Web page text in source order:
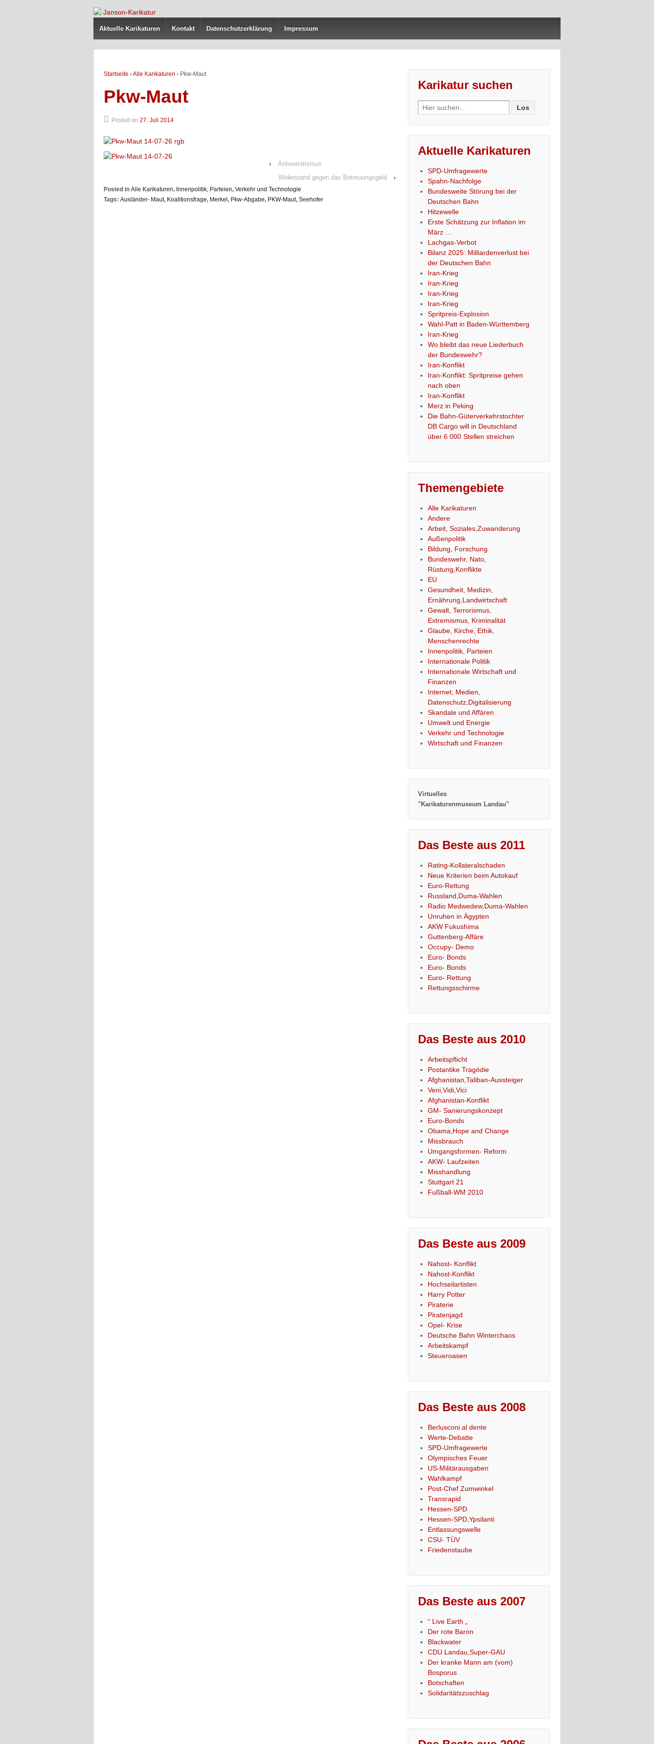
Aktuelle Karikaturen Kontakt Datenschutzerklärung Impressum
Startseite ›Alle Karikaturen › Pkw-Maut
Pkw-Maut
Posted on 27. Juli 2014
‹
Antisemitismus
Widerstand gegen das Betreuungsgeld
›
Posted in Alle Karikaturen, Innenpolitik, Parteien, Verkehr und Technologie
Tags: Ausländer- Maut, Koalitionsfrage, Merkel , Pkw-Abgabe, PKW-Maut, Seehofer
Karikatur suchen
Search
for:
Aktuelle Karikaturen
SPD-Umfragewerte
Spahn-Nachfolge
Bundesweite Störung bei der
Deutschen Bahn
Hitzewelle
Erste Schätzung zur Inflation im
März …
Lachgas-Verbot
Bilanz 2025: Milliardenverlust bei
der Deutschen Bahn
Iran-Krieg
Iran-Krieg
Iran-Krieg
Iran-Krieg
Spritpreis-Explosion
Wahl-Patt in Baden-Württemberg
Iran-Krieg
Wo bleibt das neue Liederbuch
der Bundeswehr?
Iran-Konflikt
Iran-Konflikt: Spritpreise gehen
nach oben
Iran-Konflikt
Merz in Peking
Die Bahn-Güterverkehrstochter
DB Cargo will in Deutschland
über 6 000 Stellen streichen
Themengebiete
Alle Karikaturen
Andere
Arbeit, Soziales,Zuwanderung
Außenpolitik
Bildung, Forschung
Bundeswehr, Nato,
Rüstung,Konflikte
EU
Gesundheit, Medizin,
Ernährung,Landwirtschaft
Gewalt, Terrorismus,
Extremismus, Kriminalität
Glaube, Kirche, Ethik,
Menschenrechte
Innenpolitik, Parteien
Internationale Politik
Internationale Wirtschaft und
Finanzen
Internet, Medien,
Datenschutz,Digitalisierung
Skandale und Affären
Umwelt und Energie
Verkehr und Technologie
Wirtschaft und Finanzen
Virtuelles
"Karikaturenmuseum Landau"
Das Beste aus 2011
Rating-Kollateralschaden
Neue Kriterien beim Autokauf
Euro-Rettung
Russland,Duma-Wahlen
Radio Medwedew,Duma-Wahlen
Unruhen in Ägypten
AKW Fukushima
Guttenberg-Affäre
Occupy- Demo
Euro- Bonds
Euro- Bonds
Euro- Rettung
Rettungsschirme
Das Beste aus 2010
Arbeitspflicht
Postantike Tragödie
Afghanistan,Taliban-Aussteiger
Veni,Vidi,Vici
Afghanistan-Konflikt
GM- Sanierungskonzept
Euro-Bonds
Obama,Hope and Change
Missbrauch
Umgangsformen- Reform
AKW- Laufzeiten
Misshandlung
Stuttgart 21
Fußball-WM 2010
Das Beste aus 2009
Nahost- Konflikt
Nahost-Konflikt
Hochseilartisten
Harry Potter
Piraterie
Piratenjagd
Opel- Krise
Deutsche Bahn Winterchaos
Arbeitskampf
Steueroasen
Das Beste aus 2008
Berlusconi al dente
Werte-Debatte
SPD-Umfragewerte
Olympisches Feuer
US-Militärausgaben
Wahlkampf
Post-Chef Zumwinkel
Transrapid
Hessen-SPD
Hessen-SPD,Ypsilanti
Entlassungswelle
CSU- TÜV
Friedenstaube
Das Beste aus 2007
“ Live Earth „
Der rote Baron
Blackwater
CDU Landau,Super-GAU
Der kranke Mann am (vom)
Bosporus
Botschaften
Solidaritätszuschlag